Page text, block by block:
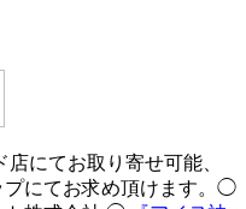
にてお取り寄せ可能、
プにてお求め頂けます。◯